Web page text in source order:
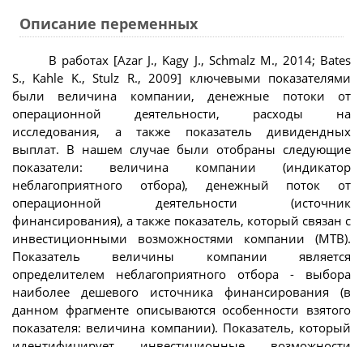
Описание переменных
В работах [Azar J., Kagy J., Schmalz M., 2014; Bates
S., Kahle K., Stulz R., 2009] ключевыми показателями
были величина компании, денежные потоки от
операционной деятельности, расходы на
исследования, а также показатель дивидендных
выплат. В нашем случае были отобраны следующие
показатели: величина компании (индикатор
неблагоприятного отбора), денежный поток от
операционной деятельности (источник
финансирования), а также показатель, который связан с
инвестиционными возможностями компании (МТВ).
Показатель величины компании является
определителем неблагоприятного отбора - выбора
наиболее дешевого источника финансирования (в
данном фрагменте описываются особенности взятого
показателя: величина компании). Показатель, который